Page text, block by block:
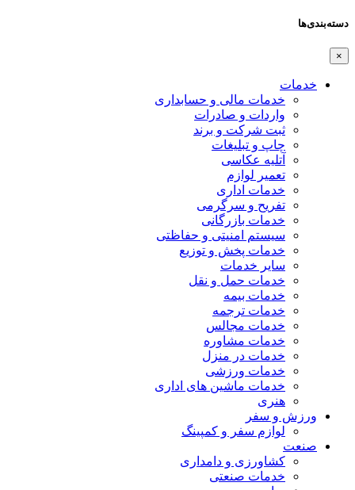
دسته‌بندی‌ها
×
خدمات
خدمات مالی و حسابداری
واردات و صادرات
ثبت شرکت و برند
چاپ و تبلیغات
آتلیه عکاسی
تعمیر لوازم
خدمات اداری
تفریح و سرگرمی
خدمات بازرگانی
سیستم امنیتی و حفاظتی
خدمات پخش و توزیع
سایر خدمات
خدمات حمل و نقل
خدمات بیمه
خدمات ترجمه
خدمات مجالس
خدمات مشاوره
خدمات در منزل
خدمات ورزشی
خدمات ماشین های اداری
هنری
ورزش و سفر
لوازم سفر و کمپینگ
صنعت
کشاورزی و دامداری
خدمات صنعتی